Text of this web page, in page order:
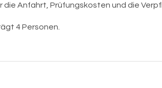
die Anfahrt, Prüfungskosten und die
4 Personen.